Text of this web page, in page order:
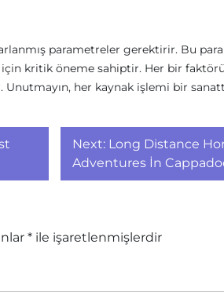
parametreler gerektirir. Bu
kritik öneme sahiptir. Her bir
her kaynak işlemi bir
Next: Long Distance
Adventures İn
* ile işaretlenmişlerdir